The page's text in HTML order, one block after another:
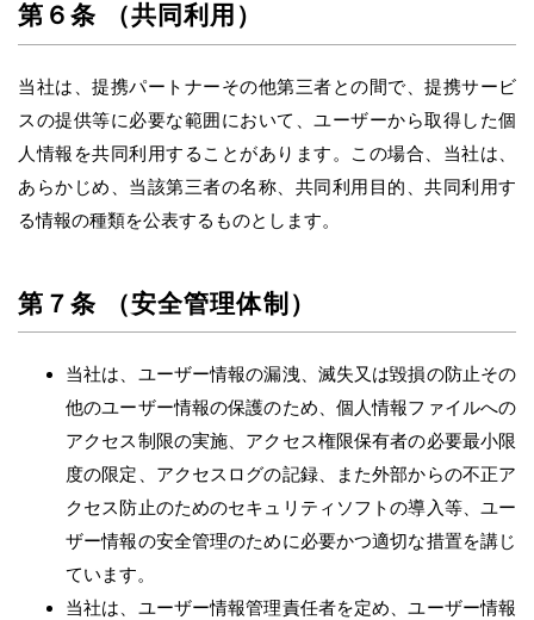
第６条 （共同利用）
当社は、提携パートナーその他第三者との間で、提携サービ
スの提供等に必要な範囲において、ユーザーから取得した個
人情報を共同利用することがあります。この場合、当社は、
あらかじめ、当該第三者の名称、共同利用目的、共同利用す
る情報の種類を公表するものとします。
第７条 （安全管理体制）
当社は、ユーザー情報の漏洩、滅失又は毀損の防止その
他のユーザー情報の保護のため、個人情報ファイルへの
アクセス制限の実施、アクセス権限保有者の必要最小限
度の限定、アクセスログの記録、また外部からの不正ア
クセス防止のためのセキュリティソフトの導入等、ユー
ザー情報の安全管理のために必要かつ適切な措置を講じ
ています。
当社は、ユーザー情報管理責任者を定め、ユーザー情報